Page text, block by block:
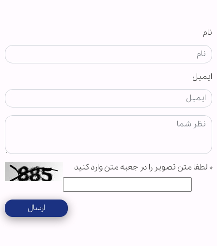
نام
ایمیل
* لطفا متن تصویر را در جعبه متن وارد کنید
ارسال